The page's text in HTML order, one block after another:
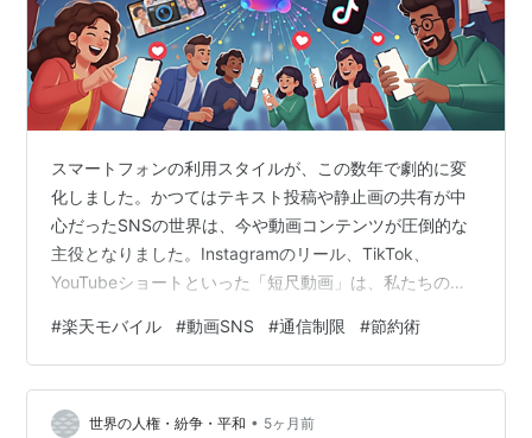
スマートフォンの利用スタイルが、この数年で劇的に変
化しました。かつてはテキスト投稿や静止画の共有が中
心だったSNSの世界は、今や動画コンテンツが圧倒的な
主役となりました。Instagramのリール、TikTok、
YouTubeショートといった「短尺動画」は、私たちの日
しかし、この動画中心のSNSライフを存分に楽しむため
に、避けて通れない大きな壁が存在します。それが「デ
ータ通信量」の問題です。 外出先で動画を再生した途端
に通信制限の警告が表示される、月末になると低速モー
#楽天モバイル #動画SNS #通信制限 #節約術
世界の人権・紛争・平和 • 5ヶ月前